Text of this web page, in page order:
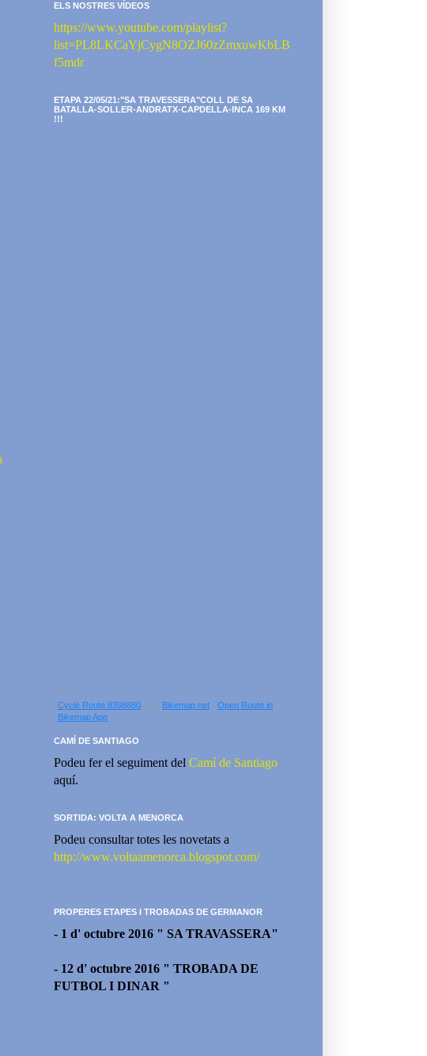
ELS NOSTRES VÍDEOS
https://www.youtube.com/playlist?
list=PL8LKCaYjCygN8OZJ60zZmxuwKbLB
f5mdr
ETAPA 22/05/21:"SA TRAVESSERA"COLL DE SA
BATALLA-SOLLER-ANDRATX-CAPDELLA-INCA 169 KM
!!!
Cycle Route 8398880 - via Bikemap.net - Open Route in
Bikemap App
CAMÍ DE SANTIAGO
Podeu fer el seguiment del Camí de Santiago
aquí.
SORTIDA: VOLTA A MENORCA
Podeu consultar totes les novetats a
http://www.voltaamenorca.blogspot.com/
PROPERES ETAPES I TROBADAS DE GERMANOR
- 1 d' octubre 2016 " SA TRAVASSERA"
- 12 d' octubre 2016 " TROBADA DE
FUTBOL I DINAR "